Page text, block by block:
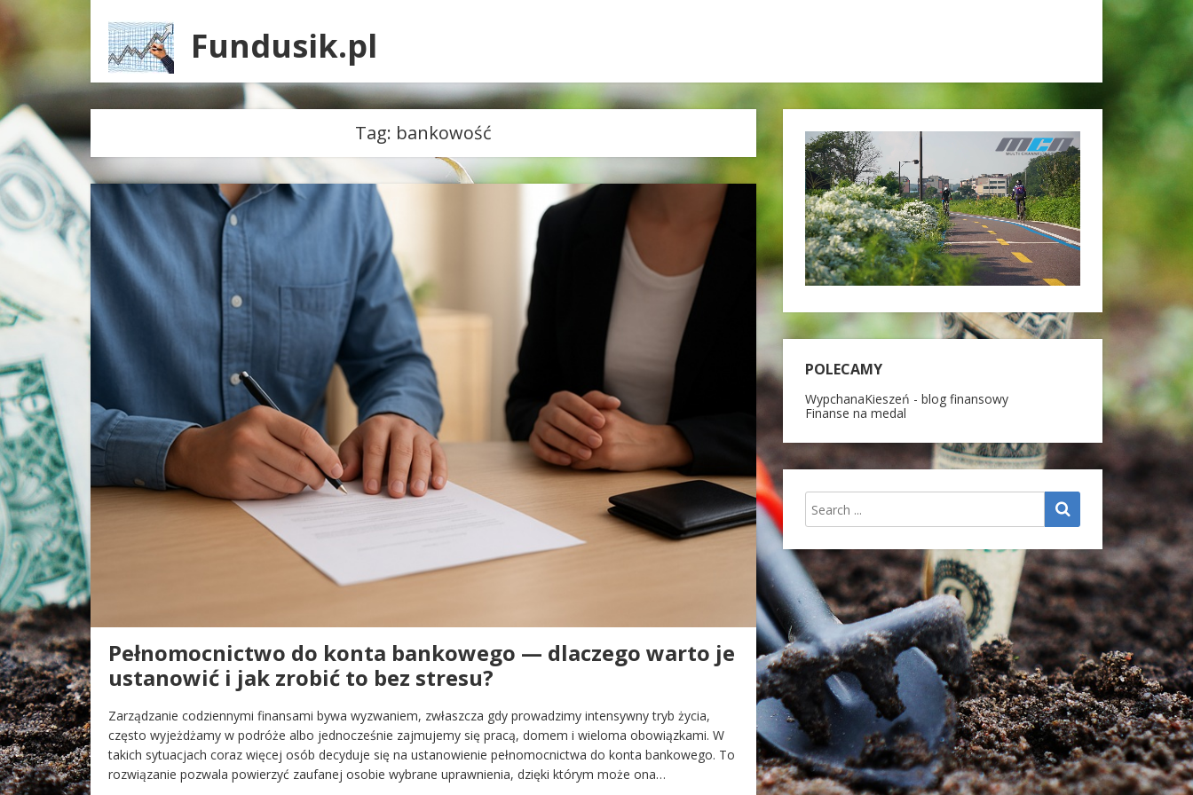
Fundusik.pl
Tag: bankowość
Pełnomocnictwo do konta bankowego — dlaczego warto je
ustanowić i jak zrobić to bez stresu?
Zarządzanie codziennymi finansami bywa wyzwaniem, zwłaszcza gdy prowadzimy intensywny tryb życia,
często wyjeżdżamy w podróże albo jednocześnie zajmujemy się pracą, domem i wieloma obowiązkami. W
takich sytuacjach coraz więcej osób decyduje się na ustanowienie pełnomocnictwa do konta bankowego. To
rozwiązanie pozwala powierzyć zaufanej osobie wybrane uprawnienia, dzięki którym może ona…
POLECAMY
WypchanaKieszeń - blog finansowy
Finanse na medal